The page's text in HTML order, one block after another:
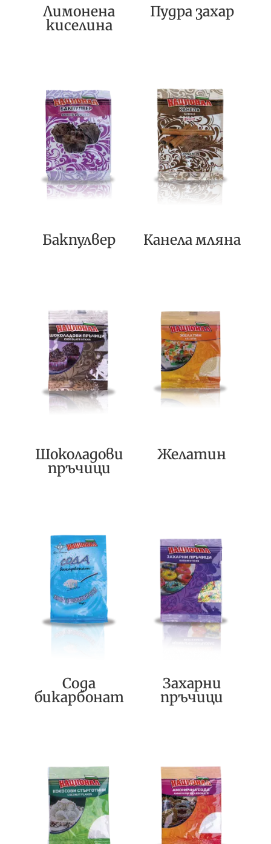
Лимонена
киселина
Пудра захар
Бакпулвер Канела мляна
Шоколадови
пръчици
Желатин
Сода
бикарбонат
Захарни
пръчици